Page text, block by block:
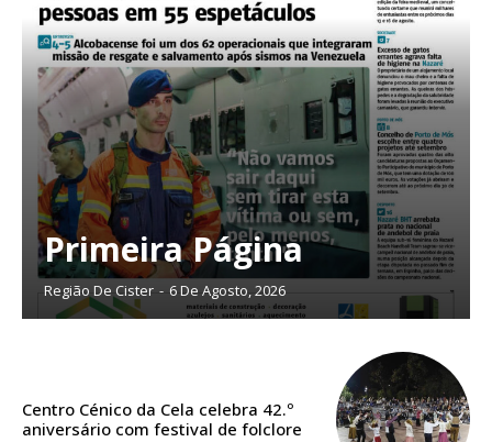
Acesso ao conteúdo online
Acesso aos conteúdos Exclusivos para
assinantes
Ofertas para assinatura anual
Escolha o plano
Primeira Página
Região De Cister - 6 De Agosto, 2026
Centro Cénico da Cela celebra 42.º
aniversário com festival de folclore